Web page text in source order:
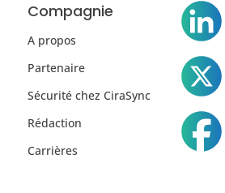
Compagnie
A propos
Partenaire
Sécurité chez CiraSync
Rédaction
Carrières